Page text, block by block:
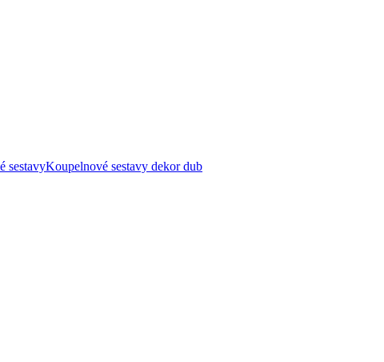
sestavyKoupelnové sestavy dekor dub